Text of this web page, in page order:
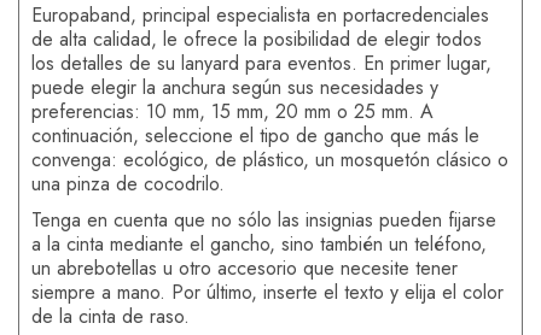
Europaband, principal especialista en portacredenciales
de alta calidad, le ofrece la posibilidad de elegir todos
los detalles de su lanyard para eventos. En primer lugar,
puede elegir la anchura según sus necesidades y
preferencias: 10 mm, 15 mm, 20 mm o 25 mm. A
continuación, seleccione el tipo de gancho que más le
convenga: ecológico, de plástico, un mosquetón clásico o
una pinza de cocodrilo.
Tenga en cuenta que no sólo las insignias pueden fijarse
a la cinta mediante el gancho, sino también un teléfono,
un abrebotellas u otro accesorio que necesite tener
siempre a mano. Por último, inserte el texto y elija el color
de la cinta de raso.